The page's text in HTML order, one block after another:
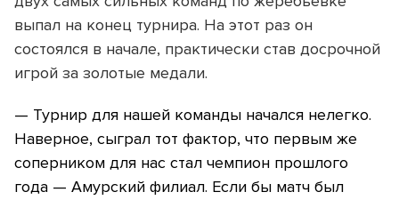
выпал на конец турнира. На этот раз он
состоялся в начале, практически став досрочной
игрой за золотые медали.
— Турнир для нашей команды начался нелегко.
Наверное, сыграл тот фактор, что первым же
соперником для нас стал чемпион прошлого
года — Амурский филиал. Если бы матч был